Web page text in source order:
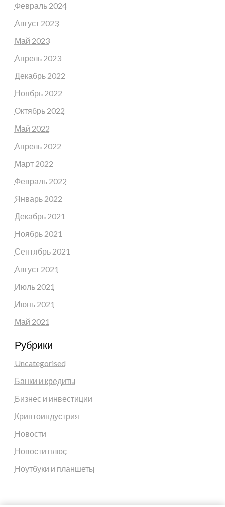
Февраль 2024
Август 2023
Май 2023
Апрель 2023
Декабрь 2022
Ноябрь 2022
Октябрь 2022
Май 2022
Апрель 2022
Март 2022
Февраль 2022
Январь 2022
Декабрь 2021
Ноябрь 2021
Сентябрь 2021
Август 2021
Июль 2021
Июнь 2021
Май 2021
Рубрики
Uncategorised
Банки и кредиты
Бизнес и инвестиции
Криптоиндустрия
Новости
Новости плюс
Ноутбуки и планшеты